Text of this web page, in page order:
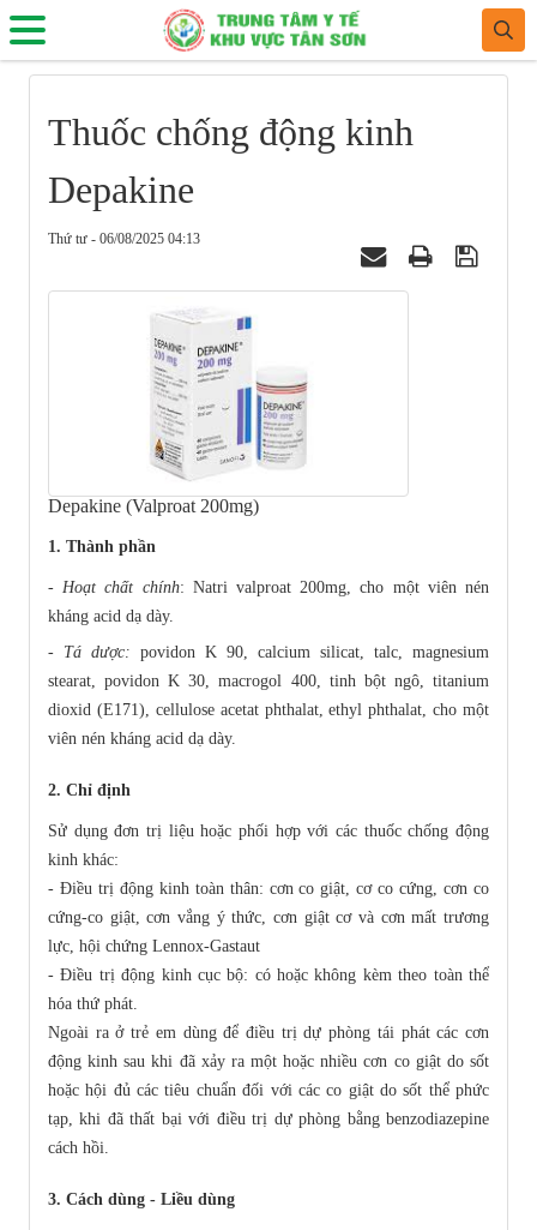
Thuốc chống động kinh
Depakine
Thứ tư - 06/08/2025 04:13
Depakine (Valproat 200mg)
1. Thành phần
- Hoạt chất chính: Natri valproat 200mg, cho một viên nén
kháng acid dạ dày.
- Tá dược: povidon K 90, calcium silicat, talc, magnesium
stearat, povidon K 30, macrogol 400, tinh bột ngô, titanium
dioxid (E171), cellulose acetat phthalat, ethyl phthalat, cho một
viên nén kháng acid dạ dày.
2. Chỉ định
Sử dụng đơn trị liệu hoặc phối hợp với các thuốc chống động
kinh khác:
- Điều trị động kinh toàn thân: cơn co giật, cơ co cứng, cơn co
cứng-co giật, cơn vắng ý thức, cơn giật cơ và cơn mất trương
lực, hội chứng Lennox-Gastaut
- Điều trị động kinh cục bộ: có hoặc không kèm theo toàn thể
hóa thứ phát.
Ngoài ra ở trẻ em dùng để điều trị dự phòng tái phát các cơn
động kinh sau khi đã xảy ra một hoặc nhiều cơn co giật do sốt
hoặc hội đủ các tiêu chuẩn đối với các co giật do sốt thể phức
tạp, khi đã thất bại với điều trị dự phòng bằng benzodiazepine
cách hồi.
3. Cách dùng - Liều dùng